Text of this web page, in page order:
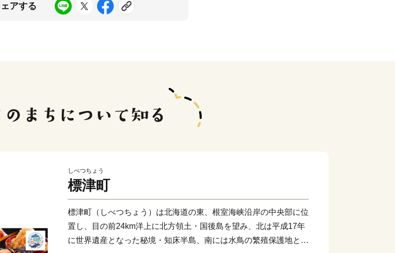
アする
しべつちょう
標津町
標津町（しべつちょう）は北海道の東、根室海峡沿岸の中央部に位
置し、目の前24km洋上に北方領土・国後島を望み、北は平成17年
に世界遺産となった秘境・知床半島、南には水鳥の繁殖保護地とし